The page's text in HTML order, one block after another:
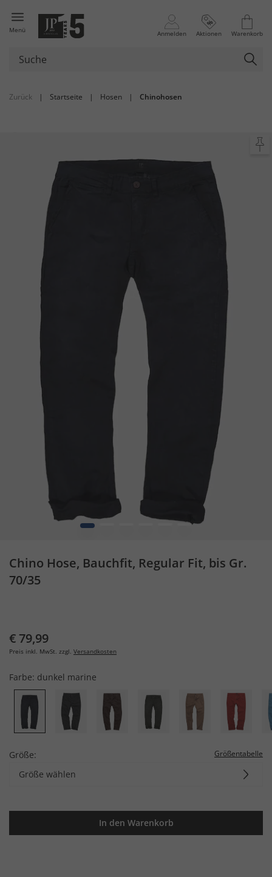
Menü Anmelden Aktionen Warenkorb
Zurück | Startseite | Hosen | Chinohosen
1
Chino Hose, Bauchfit, Regular Fit, bis Gr.
70/35
€ 79,99
Preis inkl. MwSt. zzgl. Versandkosten
Farbe: dunkel marine
Größe: Größentabelle
Größe wählen
In den Warenkorb